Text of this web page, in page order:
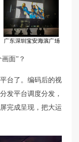
面”？
台了。编码后的视
发平台调度分发，
完成呈现，把大运